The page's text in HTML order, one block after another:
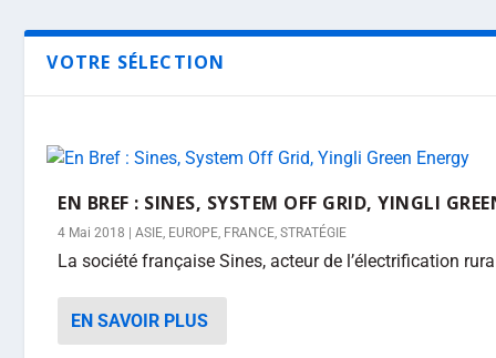
VOTRE SÉLECTION
EN BREF : SINES, SYSTEM OFF GRID, YINGLI
4 Mai 2018 |ASIE, EUROPE, FRANCE,STRATÉGIE
La société française Sines, acteur de l’électrification
EN SAVOIR PLUS